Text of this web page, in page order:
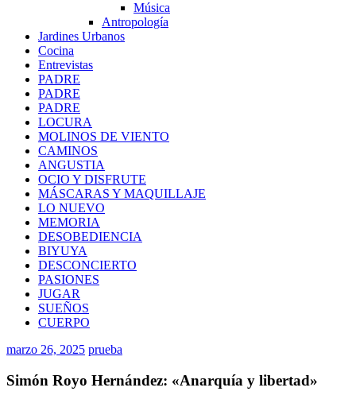
Música
Antropología
Jardines Urbanos
Cocina
Entrevistas
PADRE
PADRE
PADRE
LOCURA
MOLINOS DE VIENTO
CAMINOS
ANGUSTIA
OCIO Y DISFRUTE
MÁSCARAS Y MAQUILLAJE
LO NUEVO
MEMORIA
DESOBEDIENCIA
BIYUYA
DESCONCIERTO
PASIONES
JUGAR
SUEÑOS
CUERPO
marzo 26, 2025 prueba
Simón Royo Hernández: «Anarquía y libertad»